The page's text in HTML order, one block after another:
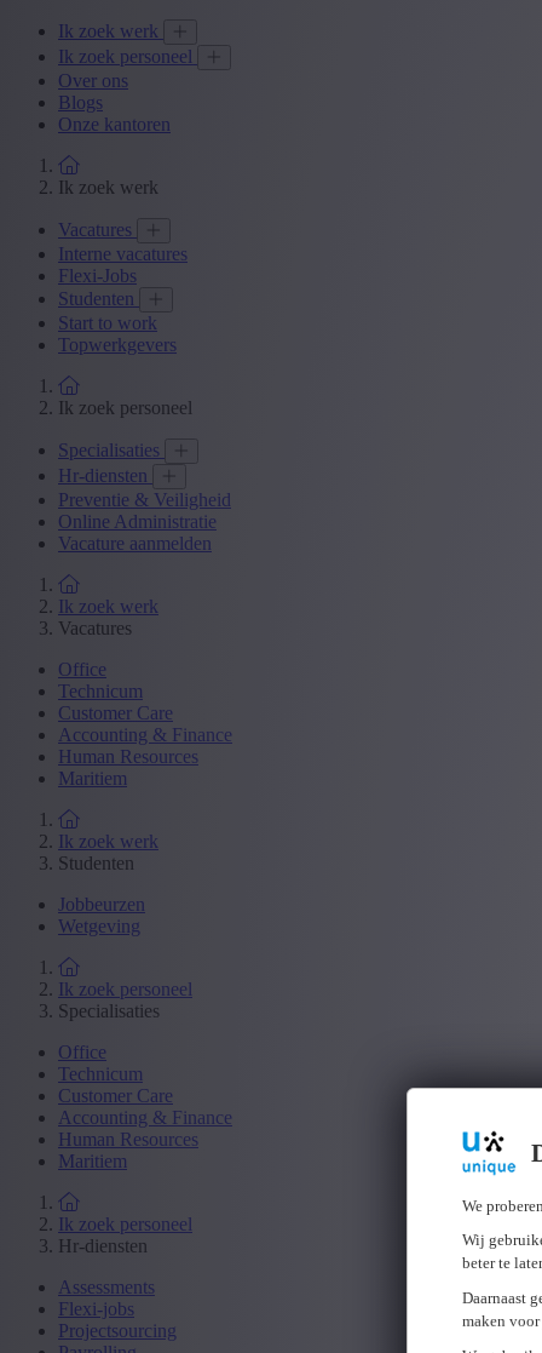
We
Wij
beter te
Daarnaast
maken voor
Ik zoek werk
Ik zoek personeel
Over ons
Blogs
Onze kantoren
Ik zoek werk
Vacatures
Interne vacatures
Flexi-Jobs
Studenten
Start to work
Topwerkgevers
Ik zoek personeel
Specialisaties
Hr-diensten
Preventie & Veiligheid
Online Administratie
Vacature aanmelden
Ik zoek werk
Vacatures
Office
Technicum
Customer Care
Accounting & Finance
Human Resources
Maritiem
Ik zoek werk
Studenten
Jobbeurzen
Wetgeving
Ik zoek personeel
Specialisaties
Office
Technicum
Customer Care
Accounting & Finance
Human Resources
Maritiem
Ik zoek personeel
Hr-diensten
Assessments
Flexi-jobs
Projectsourcing